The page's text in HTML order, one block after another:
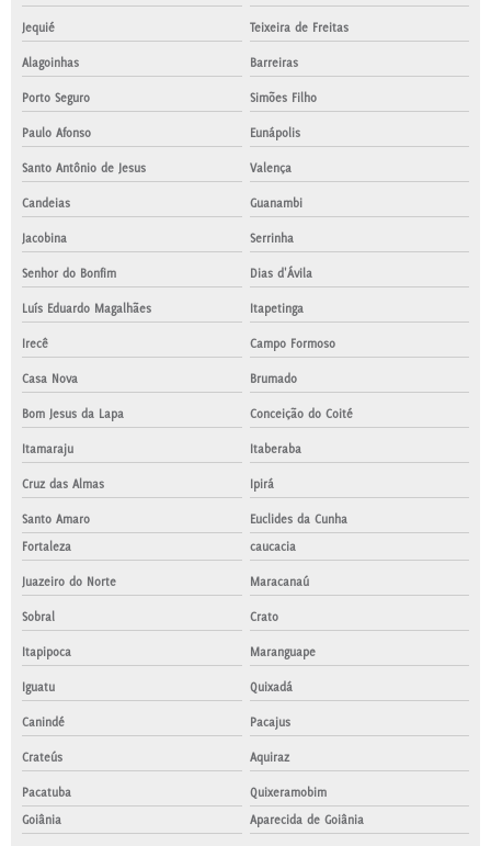
Jequié Teixeira de Freitas
Alagoinhas Barreiras
Porto Seguro Simões Filho
Paulo Afonso Eunápolis
Santo Antônio de Jesus Valença
Candeias Guanambi
Jacobina Serrinha
Senhor do Bonfim Dias d'Ávila
Luís Eduardo Magalhães Itapetinga
Irecê Campo Formoso
Casa Nova Brumado
Bom Jesus da Lapa Conceição do Coité
Itamaraju Itaberaba
Cruz das Almas Ipirá
Santo Amaro
Euclides da Cunha
Fortaleza
caucacia
Juazeiro do Norte Maracanaú
Sobral Crato
Itapipoca Maranguape
Iguatu Quixadá
Canindé Pacajus
Crateús Aquiraz
Pacatuba
Quixeramobim
Goiânia
Aparecida de Goiânia